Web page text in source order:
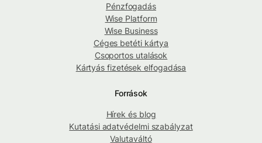
Pénzfogadás
Wise Platform
Wise Business
Céges betéti kártya
Csoportos utalások
Kártyás fizetések elfogadása
Források
Hírek és blog
Kutatási adatvédelmi szabályzat
Valutaváltó